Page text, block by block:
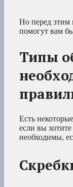
Но перед этим
помогут вам
Типы
Есть
если вы
необходимы,